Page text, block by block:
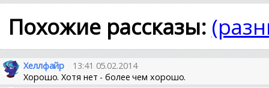
Похожие рассказы:
Хеллфайр
13:41 05.02.2014
Хорошо. Хотя нет - более чем хорошо.